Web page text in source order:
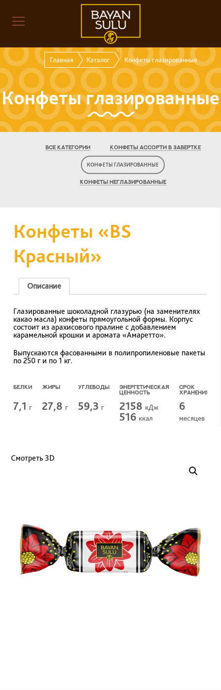
Главная Каталог Конфеты глазированные
Конфеты глазированные
ВСЕ КАТЕГОРИИ КОНФЕТЫ АССОРТИ В ЗАВЕРТКЕ
КОНФЕТЫ ГЛАЗИРОВАННЫЕ
КОНФЕТЫ НЕГЛАЗИРОВАННЫЕ
Конфеты «BS
Красный»
Описание
Глазированные шоколадной глазурью (на заменителях
какао масла) конфеты прямоугольной формы. Корпус
состоит из арахисового пралине с добавлением
карамельной крошки и аромата «Амаретто».
Выпускаются фасованными в полипропиленовые пакеты
по 250 г и по 1 кг.
БЕЛКИ ЖИРЫ УГЛЕВОДЫ
ЭНЕРГЕТИЧЕСКАЯ
ЦЕННОСТЬ
СРОК
ХРАНЕНИЯ
7,1 г 27,8 г 59,3 г 2158 кДж
516 ккал
6
месяцев
Смотреть 3D